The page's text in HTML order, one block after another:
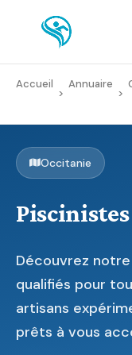
Accueil
>
Annuaire
>
Occitanie
Découvrez
qualifiés pour
artisans
prêts à vous